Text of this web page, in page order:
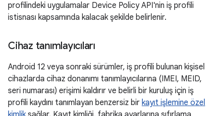
profilindeki uygulamalar Device Policy API'nin iş profili
istisnası kapsamında kalacak şekilde belirlenir.
Cihaz tanımlayıcıları
Android 12 veya sonraki sürümler, iş profili bulunan kişisel
cihazlarda cihaz donanımı tanımlayıcılarına (IMEI, MEID,
seri numarası) erişimi kaldırır ve belirli bir kuruluş için iş
profili kaydını tanımlayan benzersiz bir kayıt işlemine özel